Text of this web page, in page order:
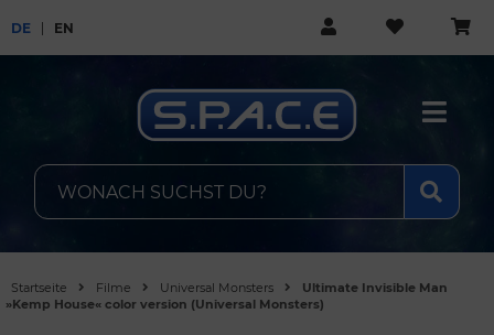
DE EN
Startseite Filme Universal Monsters
Ultimate Invisible Man
»Kemp House« color version (Universal Monsters)